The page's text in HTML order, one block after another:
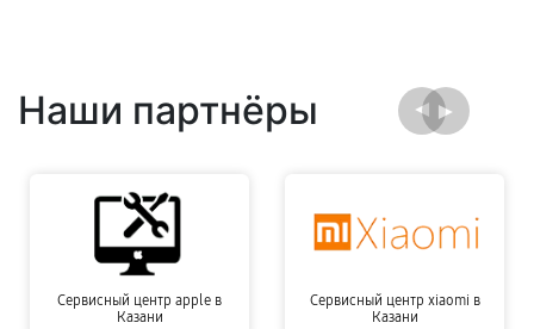
Наши партнёры
Сервисный центр apple в
Казани
Сервисный центр xiaomi в
Казани